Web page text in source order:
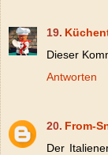
Dieser
Antworten
From-
Der